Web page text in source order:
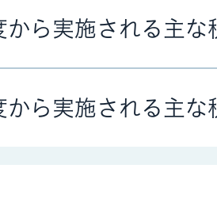
から実施される主な
から実施される主な